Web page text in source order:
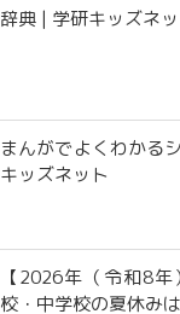
辞典 | 学研キッズネ
まんがでよくわかる
キッズネット
【2026年（令和8
校・中学校の夏休み